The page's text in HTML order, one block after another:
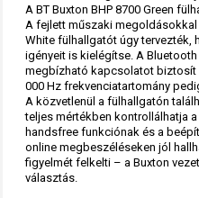
A BT Buxton BHP 8700 Green
A fejlett műszaki megoldásokkal
White fülhallgatót úgy tervezték,
igényeit is kielégítse. A
megbízható kapcsolatot biztosít
000 Hz frekvenciatartomány
A közvetlenül a fülhallgatón
teljes mértékben kontrollálhatja
handsfree funkciónak és a
online megbeszéléseken jól
figyelmét felkelti – a Buxton
választás.